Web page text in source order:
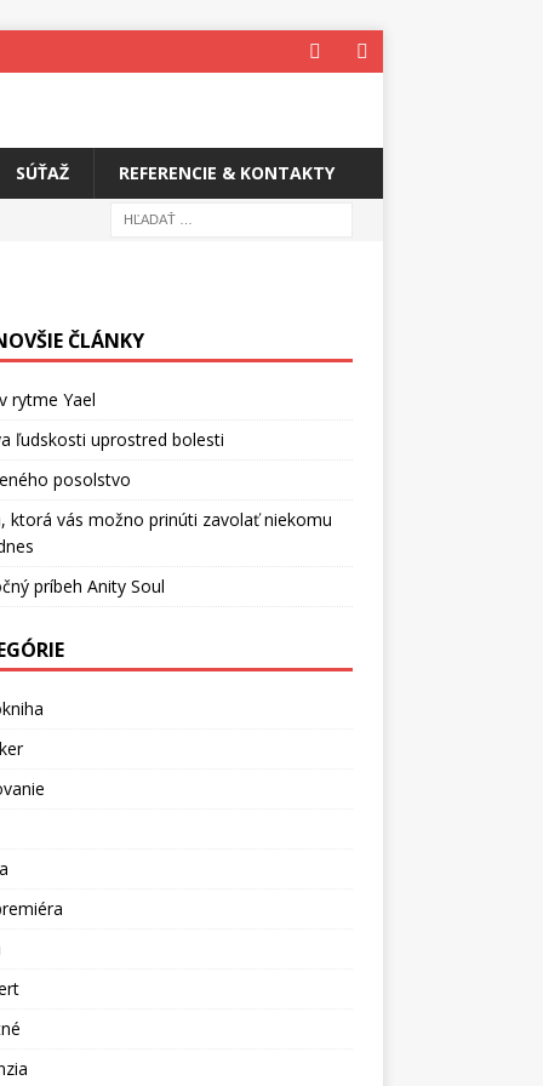
SÚŤAŽ REFERENCIE & KONTAKTY
ČLÁNKY
rytme Yael
ľudskosti uprostred bolesti
posolstvo
ktorá vás možno prinúti zavolať niekomu
príbeh Anity Soul